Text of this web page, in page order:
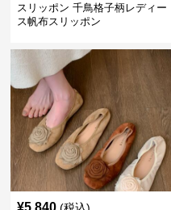
スリッポン 千鳥格子柄レディー
ス帆布スリッポン
¥5,840 (税込)